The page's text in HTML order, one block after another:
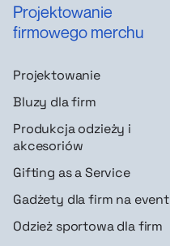
Projektowanie
firmowego merchu
Projektowanie
Bluzy dla firm
Produkcja odzieży i
akcesoriów
Gifting as a Service
Gadżety dla firm na event
Odzież sportowa dla firm